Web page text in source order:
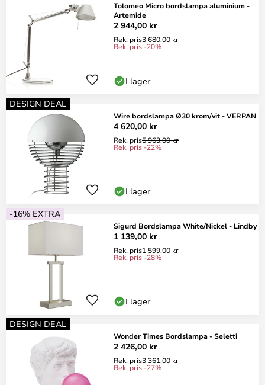
Tolomeo Micro bordslampa aluminium -
Artemide
2 944,00 kr
Rek. pris3 680,00 kr
Rek. pris -20%
I lager
DESIGN DEAL
Wire bordslampa Ø30 krom/vit - VERPAN
4 620,00 kr
Rek. pris5 963,00 kr
Rek. pris -22%
I lager
-16% EXTRA
Sigurd Bordslampa White/Nickel - Lindby
1 139,00 kr
Rek. pris1 599,00 kr
Rek. pris -28%
I lager
DESIGN DEAL
Wonder Times Bordslampa - Seletti
2 426,00 kr
Rek. pris3 361,00 kr
Rek. pris -27%